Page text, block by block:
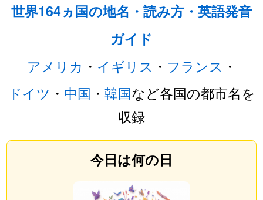
世界164ヵ国の地名・読み方・英語発音
ガイド
アメリカ ・ イギリス ・ フランス ・
ドイツ ・ 中国 ・ 韓国など各国の都市名を
収録
今日は何の日